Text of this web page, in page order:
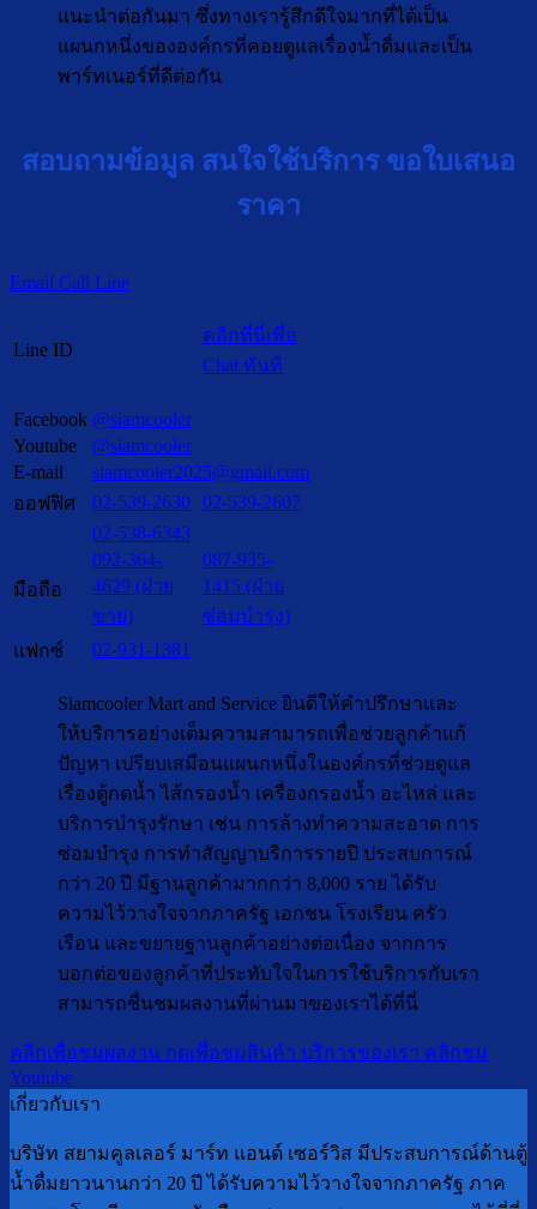
แนะนำต่อกันมา ซึ่งทางเรารู้สึกดีใจมากที่ได้เป็น
แผนกหนึ่งขององค์กรที่คอยดูแลเรื่องน้ำดื่มและเป็น
พาร์ทเนอร์ที่ดีต่อกัน
สอบถามข้อมูล สนใจใช้บริการ ขอใบเสนอ
ราคา
Email Call Line
Line ID
คลิกที่นี่เพื่อ
Chat ทันที
Facebook @siamcooler
Youtube
@siamcooler
E-mail
siamcooler2025@gmail.com
ออฟฟิศ
02-539-2630 02-539-2607
02-538-6343
มือถือ
092-364-
4629 (ฝ่าย
ขาย)
087-935-
1415 (ฝ่าย
ซ่อมบำรุง)
แฟกซ์
02-931-1381
Siamcooler Mart and Service ยินดีให้คำปรึกษาและ
ให้บริการอย่างเต็มความสามารถเพื่อช่วยลูกค้าแก้
ปัญหา เปรียบเสมือนแผนกหนึ่งในองค์กรที่ช่วยดูแล
เรื่องตู้กดน้ำ ไส้กรองน้ำ เครื่องกรองน้ำ อะไหล่ และ
บริการบำรุงรักษา เช่น การล้างทำความสะอาด การ
ซ่อมบำรุง การทำสัญญาบริการรายปี ประสบการณ์
กว่า 20 ปี มีฐานลูกค้ามากกว่า 8,000 ราย ได้รับ
ความไว้วางใจจากภาครัฐ เอกชน โรงเรียน ครัว
เรือน และขยายฐานลูกค้าอย่างต่อเนื่อง จากการ
บอกต่อของลูกค้าที่ประทับใจในการใช้บริการกับเรา
สามารถชื่นชมผลงานที่ผ่านมาของเราได้ที่นี่
คลิกเพื่อชมผลงาน กดเพื่อชมสินค้า บริการของเรา คลิกชม
Youtube
เกี่ยวกับเรา
บริษัท สยามคูลเลอร์ มาร์ท แอนด์ เซอร์วิส มีประสบการณ์ด้านตู้
น้ำดื่มยาวนานกว่า 20 ปี ได้รับความไว้วางใจจากภาครัฐ ภาค